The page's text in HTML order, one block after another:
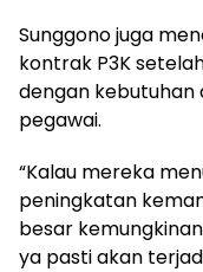
Sunggono juga
kontrak P3K
dengan kebutuhan
pegawai.
“Kalau mereka
peningkatan
besar
ya pasti akan